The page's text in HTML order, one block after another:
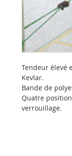
Tendeur élevé
Kevlar.
Bande de
Quatre
verrouillage.